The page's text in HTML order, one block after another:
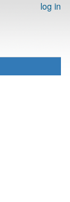
log in